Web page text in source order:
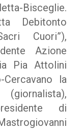
Bisceglie.
Debitonto
Cuori”),
Azione
Pia Attolini
la
di